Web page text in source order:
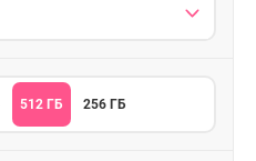
512 ГБ 256 ГБ